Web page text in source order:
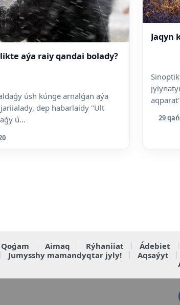
aýa raiy qandai bolady?
úsh kúnge arnalǵan aýa
dep habarlaidy "Ult
ú...
Jaqyn
29
Qoǵam Aimaq Rýhaniiat Ádebiet
Jumysshy mamandyqtar jyly! Aqsaýyt